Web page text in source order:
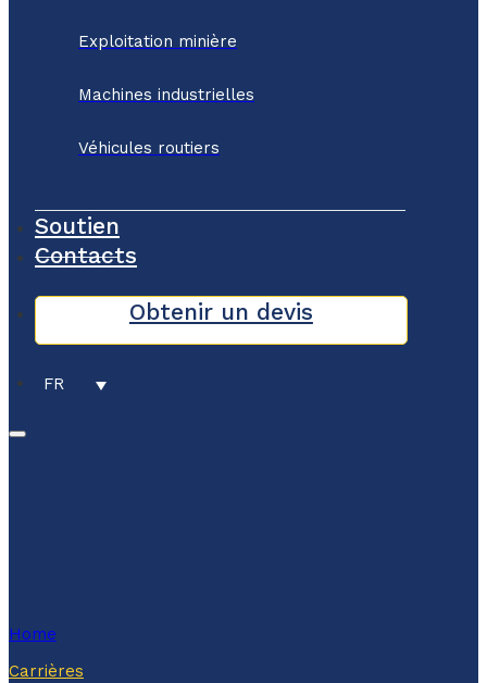
Exploitation minière
Machines industrielles
Véhicules routiers
Soutien
Contacts
Obtenir un devis
FR
Home
Carrières